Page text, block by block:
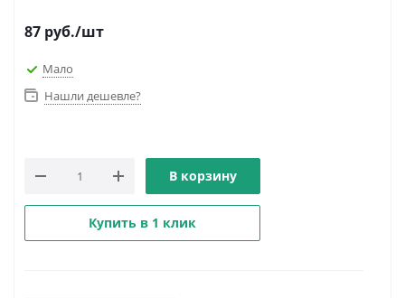
87 руб./шт
Мало
Нашли дешевле?
В корзину
Купить в 1 клик